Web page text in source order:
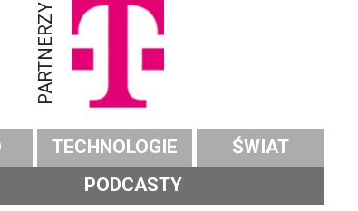
PARTNERZY
TECHNOLOGIE
ŚWIAT
PODCASTY